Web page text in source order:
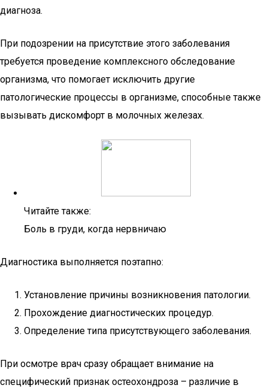
диагноза.
При подозрении на присутствие этого заболевания
требуется проведение комплексного обследование
организма, что помогает исключить другие
патологические процессы в организме, способные также
вызывать дискомфорт в молочных железах.
Читайте также:
Боль в груди, когда нервничаю
Диагностика выполняется поэтапно:
Установление причины возникновения патологии.
Прохождение диагностических процедур.
Определение типа присутствующего заболевания.
При осмотре врач сразу обращает внимание на
специфический признак остеохондроза – различие в